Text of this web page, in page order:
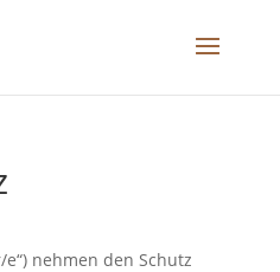
e“) nehmen den Schutz